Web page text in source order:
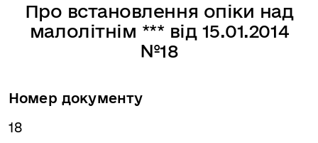
Про встановлення опіки над
малолітнім *** від 15.01.2014
№18
Номер документу
18